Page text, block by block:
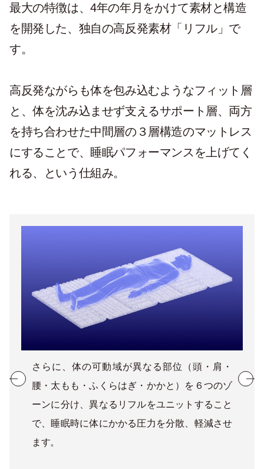
最大の特徴は、4年の年月をかけて素材と構造
を開発した、独自の高反発素材「リフル」で
す。
高反発ながらも体を包み込むようなフィット層
と、体を沈み込ませず支えるサポート層、両方
を持ち合わせた中間層の３層構造のマットレス
にすることで、睡眠パフォーマンスを上げてく
れる、という仕組み。
さらに、体の可動域が異なる部位（頭・肩・
腰・太もも・ふくらはぎ・かかと）を６つのゾ
ーンに分け、異なるリフルをユニットすること
で、睡眠時に体にかかる圧力を分散、軽減させ
ます。